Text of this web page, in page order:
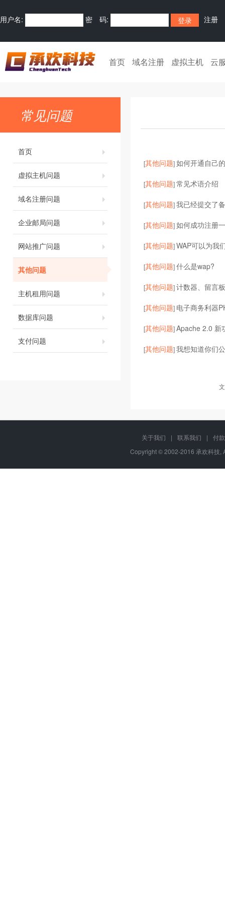
用户名: 密 码: 注册
首页 域名注册 虚拟主机 云
常见问题
首页
虚拟主机问题
域名注册问题
企业邮局问题
网站推广问题
其他问题
主机租用问题
数据库问题
支付问题
[其他问题]如何开通自己
[其他问题]常见术语介绍
[其他问题]我已经提交了
[其他问题]如何成功注册
[其他问题]WAP可以为我
[其他问题]什么是wap?
[其他问题]计数器、留言
[其他问题] 电子商务利器
[其他问题]Apache 2.0 新
[其他问题]我想知道你们
关于我们 | 联系我们 |
付
Copyright © 2002-2016 承欢科技